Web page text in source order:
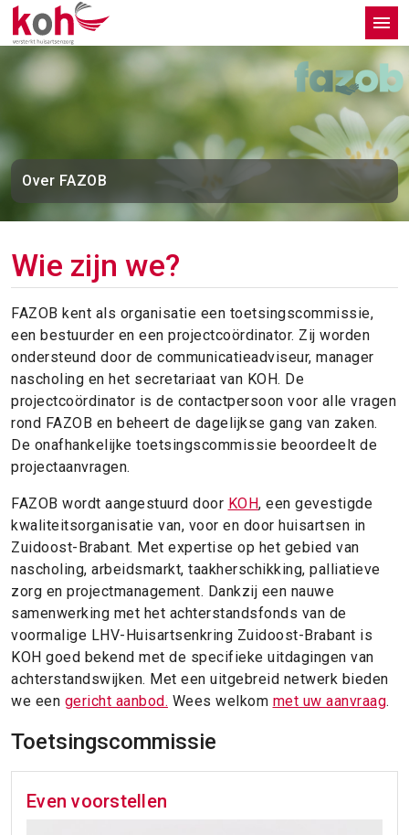
Over FAZOB
Wie zijn we?
FAZOB kent als organisatie een toetsingscommissie,
een bestuurder en een projectcoördinator. Zij worden
ondersteund door de communicatieadviseur, manager
nascholing en het secretariaat van KOH. De
projectcoördinator is de contactpersoon voor alle vragen
rond FAZOB en beheert de dagelijkse gang van zaken.
De onafhankelijke toetsingscommissie beoordeelt de
projectaanvragen.
FAZOB wordt aangestuurd door KOH, een gevestigde
kwaliteitsorganisatie van, voor en door huisartsen in
Zuidoost-Brabant. Met expertise op het gebied van
nascholing, arbeidsmarkt, taakherschikking, palliatieve
zorg en projectmanagement. Dankzij een nauwe
samenwerking met het achterstandsfonds van de
voormalige LHV-Huisartsenkring Zuidoost-Brabant is
KOH goed bekend met de specifieke uitdagingen van
achterstandswijken. Met een uitgebreid netwerk bieden
we een gericht aanbod. Wees welkom met uw aanvraag.
Toetsingscommissie
Even voorstellen